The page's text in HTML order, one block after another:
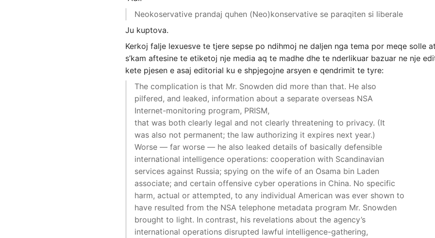
Neokoservative prandaj quhen (Neo)konservative se paraqiten si liberale
Ju kuptova.
Kerkoj falje lexuesve te tjere sepse po ndihmoj ne daljen nga tema por meqe solle
s’kam aftesine te etiketoj nje media aq te madhe dhe te nderlikuar bazuar ne nje
kete pjesen e asaj editorial ku e shpjegojne arsyen e qendrimit te tyre:
The complication is that Mr. Snowden did more than that. He also
pilfered, and leaked, information about a separate overseas NSA
Internet-monitoring program, PRISM,
that was both clearly legal and not clearly threatening to privacy. (It
was also not permanent; the law authorizing it expires next year.)
Worse — far worse — he also leaked details of basically defensible
international intelligence operations: cooperation with Scandinavian
services against Russia; spying on the wife of an Osama bin Laden
associate; and certain offensive cyber operations in China. No specific
harm, actual or attempted, to any individual American was ever shown to
have resulted from the NSA telephone metadata program Mr. Snowden
brought to light. In contrast, his revelations about the agency’s
international operations disrupted lawful intelligence-gathering,